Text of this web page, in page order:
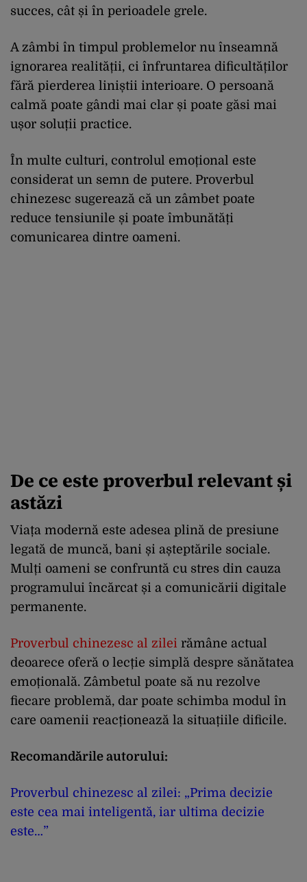
succes, cât și în perioadele grele.
A zâmbi în timpul problemelor nu înseamnă
ignorarea realității, ci înfruntarea dificultăților
fără pierderea liniștii interioare. O persoană
calmă poate gândi mai clar și poate găsi mai
ușor soluții practice.
În multe culturi, controlul emoțional este
considerat un semn de putere. Proverbul
chinezesc sugerează că un zâmbet poate
reduce tensiunile și poate îmbunătăți
comunicarea dintre oameni.
De ce este proverbul relevant și
astăzi
Viața modernă este adesea plină de presiune
legată de muncă, bani și așteptările sociale.
Mulți oameni se confruntă cu stres din cauza
programului încărcat și a comunicării digitale
permanente.
Proverbul chinezesc al zilei rămâne actual
deoarece oferă o lecție simplă despre sănătatea
emoțională. Zâmbetul poate să nu rezolve
fiecare problemă, dar poate schimba modul în
care oamenii reacționează la situațiile dificile.
Recomandările autorului:
Proverbul chinezesc al zilei: „Prima decizie
este cea mai inteligentă, iar ultima decizie
este…”